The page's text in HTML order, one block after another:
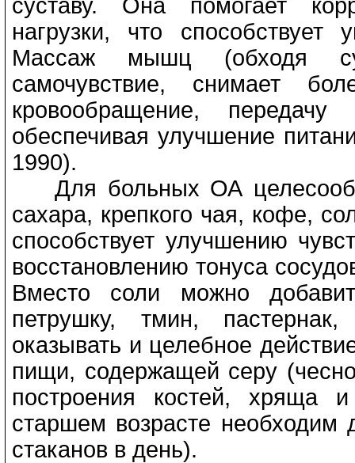
суставу. Она помогает
нагрузки, что способствует
Массаж мышц (обходя
самочувствие, снимает
кровообращение,
обеспечивая улучшение
1990).
Для больных ОА
сахара, крепкого чая, кофе,
способствует улучшению
восстановлению тонуса
Вместо соли можно
петрушку, тмин,
оказывать и целебное
пищи, содержащей серу
построения костей, хряща
старшем возрасте
стаканов в день).